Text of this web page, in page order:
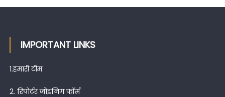
IMPORTANT LINKS
1.हमारी टीम
2. रिपोर्टर जोइनिंग फॉर्म